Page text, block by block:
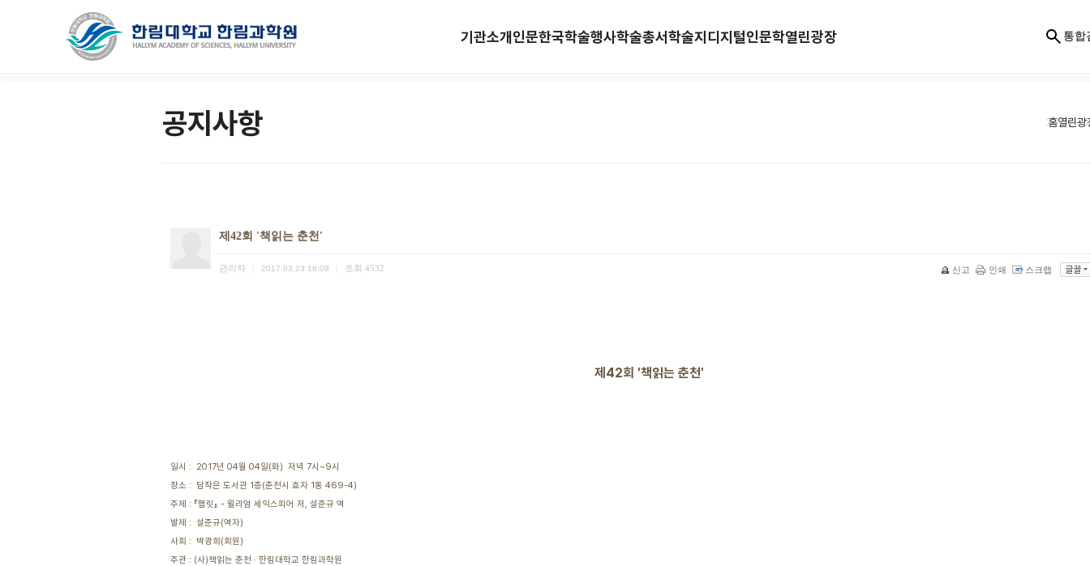
기관소개인문한국학술행사학술총서학술지디지털인문학열린광장 통합
공지사항 홈열린광
제42회 '책읽는 춘천'
관리자 2017.03.23 16:08 조회 4532 신고 인쇄 스크랩
제42회 '책읽는 춘천'
일시 : 2017년 04월 04일(화) 저녁 7시~9시
장소 : 담작은 도서관 1층(춘천시 효자 1동 469-4)
주제 : 『햄릿』 - 윌리엄 세익스피어 저, 설준규 역
발제 : 설준규(역자)
사회 : 박광희(회원)
주관 : (사)책읽는 춘천 · 한림대학교 한림과학원